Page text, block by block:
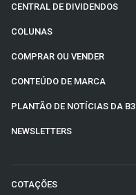
CENTRAL DE DIVIDENDOS
COLUNAS
COMPRAR OU VENDER
CONTEÚDO DE MARCA
PLANTÃO DE NOTÍCIAS DA B3
NEWSLETTERS
COTAÇÕES